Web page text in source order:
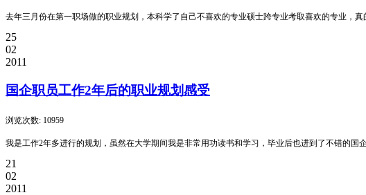
去年三月份在第一职场做的职业规划，本科学了自己不喜欢的专业硕士跨专业考取喜欢的专业，
25
02
2011
国企职员工作2年后的职业规划感受
浏览次数: 10959
我是工作2年多进行的规划，虽然在大学期间我是非常用功读书和学习，毕业后也进到了不错的
21
02
2011